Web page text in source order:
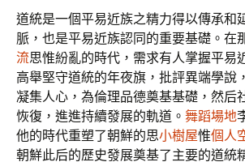
道統是一個平易近族之精力得以傳承和
脈，也是平易近族認同的重要基礎。在
流思惟紛亂的時代，需求有人掌握平易
高舉堅守道統的年夜旗，批評異端學說
凝集人心，為倫理品德奠基基礎，然后
恢復，進進持續發展的軌道。 舞蹈場地
他的時代重塑了朝鮮的思小樹屋惟個人
朝鮮此后的歷史發展奠基了主要的道統